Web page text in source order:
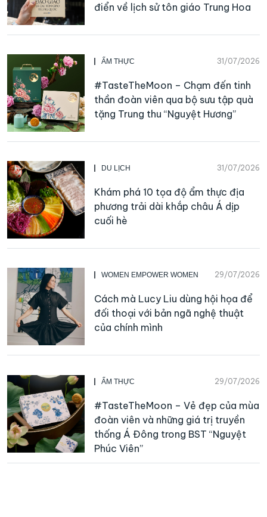
điển về lịch sử tôn giáo Trung Hoa
ẨM THỰC 31/07/2026
#TasteTheMoon – Chạm đến tinh
thần đoàn viên qua bộ sưu tập quà
tặng Trung thu “Nguyệt Hương”
DU LỊCH 31/07/2026
Khám phá 10 tọa độ ẩm thực địa
phương trải dài khắp châu Á dịp
cuối hè
WOMEN EMPOWER WOMEN 29/07/2026
Cách mà Lucy Liu dùng hội họa để
đối thoại với bản ngã nghệ thuật
của chính mình
ẨM THỰC 29/07/2026
#TasteTheMoon – Vẻ đẹp của mùa
đoàn viên và những giá trị truyền
thống Á Đông trong BST “Nguyệt
Phúc Viên”